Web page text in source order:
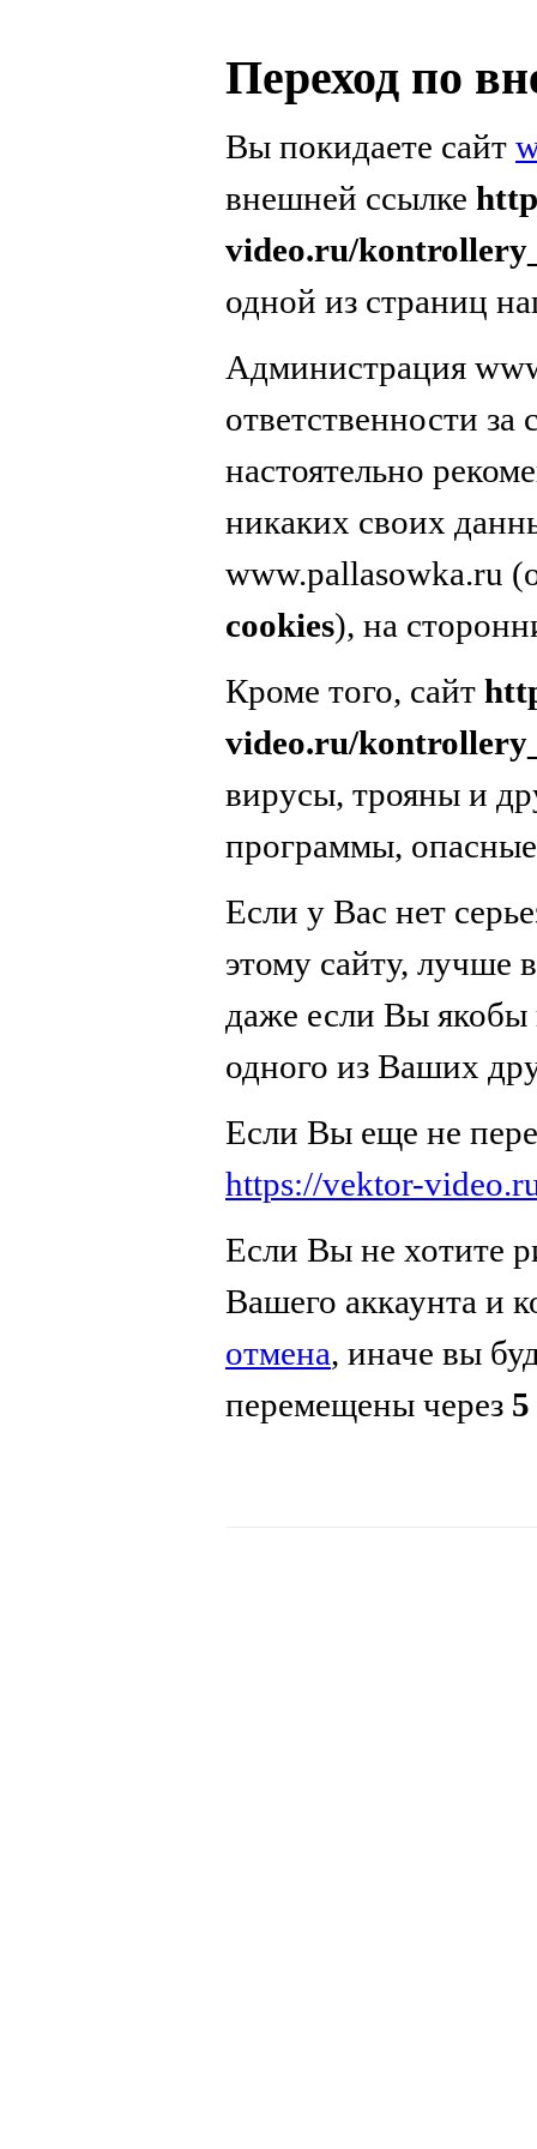
Переход по
Вы покидаете сайт
внешней ссылке
video.ru/
одной из страниц
Администрация
ответственности
настоятельно
никаких своих
www.pallasowka.ru
cookies), на
Кроме того, сайт
video.ru/
вирусы, трояны и
программы,
Если у Вас нет
этому сайту, лучше
даже если Вы якобы
одного из Ваших
Если Вы еще не
https://vektor-
Если Вы не хотите
Вашего аккаунта и
отмена, иначе вы
перемещены через